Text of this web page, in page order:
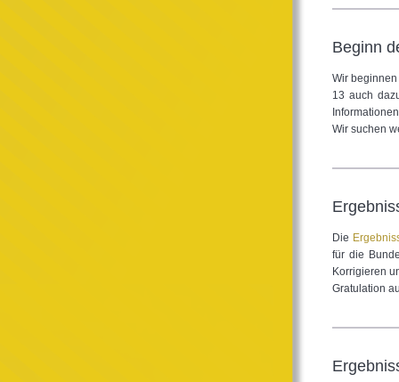
Beginn
Wir
13 auch
Wir suchen
Die
für die
Korrigieren
Gratulation